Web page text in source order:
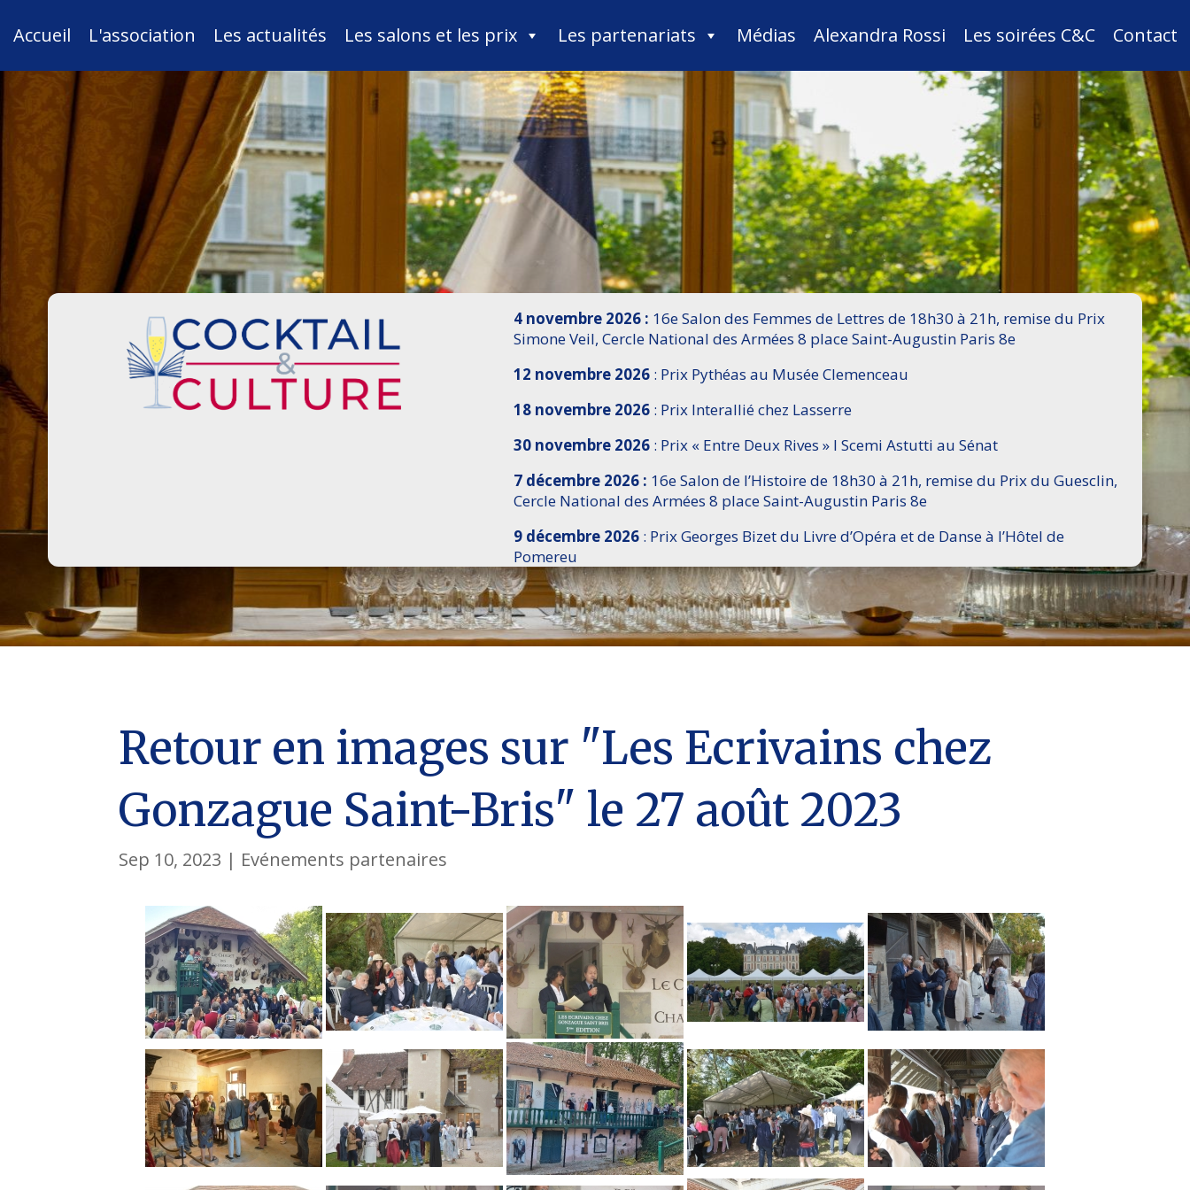
Accueil L'association Les actualités Les salons et les prix Les partenariats Médias Alexandra Rossi Les soirées C&C Contact
4 novembre 2026 : 16e Salon des Femmes de Lettres de 18h30 à 21h, remise du Prix
Simone Veil, Cercle National des Armées 8 place Saint-Augustin Paris 8e
12 novembre 2026: Prix Pythéas au Musée Clemenceau
18 novembre 2026: Prix Interallié chez Lasserre
30 novembre 2026: Prix « Entre Deux Rives » I Scemi Astutti au Sénat
7 décembre 2026 : 16e Salon de l’Histoire de 18h30 à 21h, remise du Prix du Guesclin,
Cercle National des Armées 8 place Saint-Augustin Paris 8e
9 décembre 2026: Prix Georges Bizet du Livre d’Opéra et de Danse à l’Hôtel de
Pomereu
Retour en images sur "Les Ecrivains chez
Gonzague Saint-Bris" le 27 août 2023
Sep 10, 2023 | Evénements partenaires